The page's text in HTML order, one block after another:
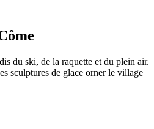
du ski, de la raquette et du plein air.
sculptures de glace orner le village